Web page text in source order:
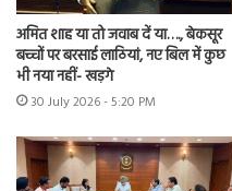
अमित शाह या तो जवाब दें या…., बेकसूर
बच्चों पर बरसाई लाठियां, नए बिल में कुछ
भी नया नहीं- खड़गे
30 July 2026 - 5:20 PM